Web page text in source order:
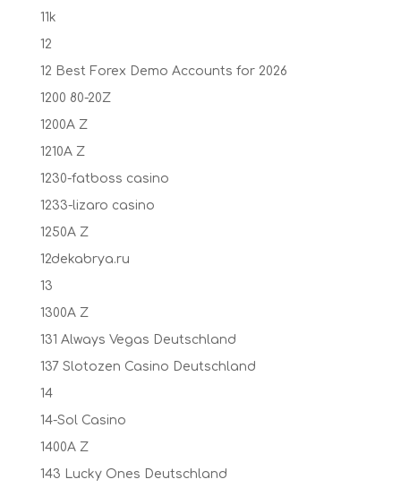
11k
12
12 Best Forex Demo Accounts for 2026
1200 80-20Z
1200A Z
1210A Z
1230-fatboss casino
1233-lizaro casino
1250A Z
12dekabrya.ru
13
1300A Z
131 Always Vegas Deutschland
137 Slotozen Casino Deutschland
14
14-Sol Casino
1400A Z
143 Lucky Ones Deutschland